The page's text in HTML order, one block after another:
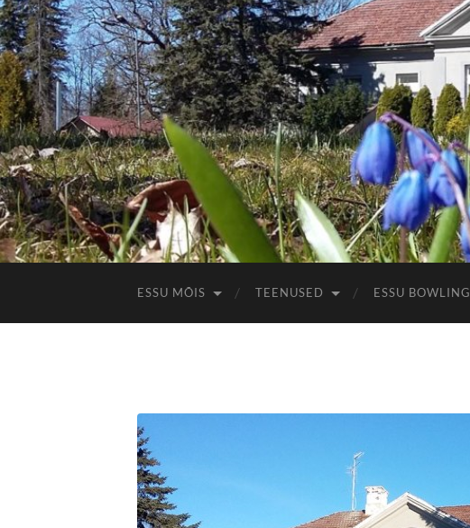
ESSU MÕIS TEENUSED ESSU BOWLING